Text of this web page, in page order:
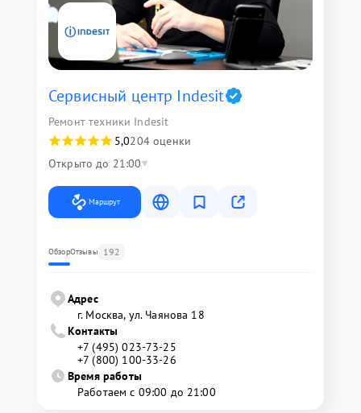
Сервисный центр Indesit
Ремонт техники Indesit
5,0204 оценки
Открыто до 21:00
Маршрут
ОбзорОтзывы 192
Адрес
г. Москва, ул. Чаянова 18
Контакты
+7 (495) 023-73-25
+7 (800) 100-33-26
Время работы
Работаем с 09:00 до 21:00